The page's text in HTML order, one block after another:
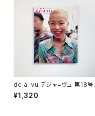
deja-vu デジャ=ヴュ 第18号
ニュートーキョー・フォトグラファ
ーズ
¥1,320